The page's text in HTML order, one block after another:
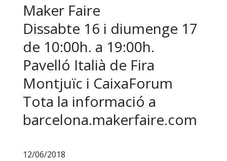
Maker Faire
Dissabte 16 i diumenge 17
de 10:00h. a 19:00h.
Pavelló Italià de Fira
Montjuïc i CaixaForum
Tota la informació a
barcelona.makerfaire.com
12/06/2018